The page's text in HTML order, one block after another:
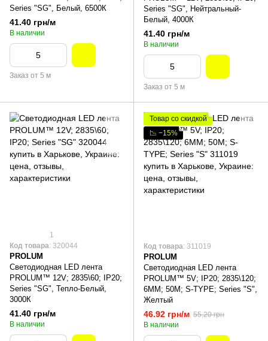
Series "SG", Белый, 6500К
41.40 грн/м
В наличии
Заказ от 5 м
Series "SG", Нейтральный-
Белый, 4000К
41.40 грн/м
В наличии
Заказ от 5 м
1
Код товара: 320044
PROLUM
Светодиодная LED лента
PROLUM™ 12V; 2835\60; IP20;
Series "SG", Тепло-Белый,
3000К
41.40 грн/м
В наличии
Товар со скидкой
📉 −15%
Код товара: 311019
PROLUM
Светодиодная LED лента
PROLUM™ 5V; IP20; 2835\120;
6ММ; 50M; S-TYPE; Series "S",
Желтый
46.92 грн/м 55.20 грн
В наличии